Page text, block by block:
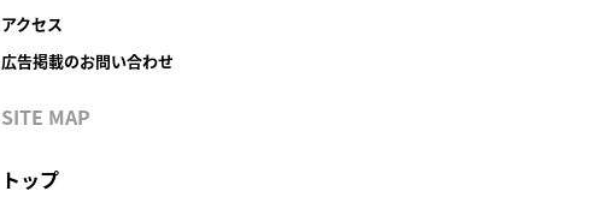
アクセス
広告掲載のお問い合わせ
SITE MAP
トップ